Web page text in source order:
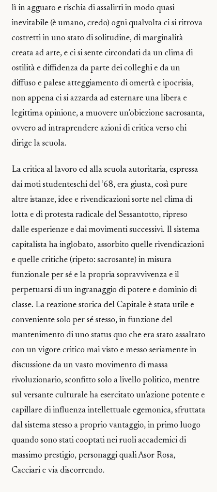
lì in agguato e rischia di assalirti in modo quasi
inevitabile (è umano, credo) ogni qualvolta ci si ritrova
costretti in uno stato di solitudine, di marginalità
creata ad arte, e ci si sente circondati da un clima di
ostilità e diffidenza da parte dei colleghi e da un
diffuso e palese atteggiamento di omertà e ipocrisia,
non appena ci si azzarda ad esternare una libera e
legittima opinione, a muovere un’obiezione sacrosanta,
ovvero ad intraprendere azioni di critica verso chi
dirige la scuola.
La critica al lavoro ed alla scuola autoritaria, espressa
dai moti studenteschi del ’68, era giusta, così pure
altre istanze, idee e rivendicazioni sorte nel clima di
lotta e di protesta radicale del Sessantotto, ripreso
dalle esperienze e dai movimenti successivi. Il sistema
capitalista ha inglobato, assorbito quelle rivendicazioni
e quelle critiche (ripeto: sacrosante) in misura
funzionale per sé e la propria sopravvivenza e il
perpetuarsi di un ingranaggio di potere e dominio di
classe. La reazione storica del Capitale è stata utile e
conveniente solo per sé stesso, in funzione del
mantenimento di uno status quo che era stato assaltato
con un vigore critico mai visto e messo seriamente in
discussione da un vasto movimento di massa
rivoluzionario, sconfitto solo a livello politico, mentre
sul versante culturale ha esercitato un’azione potente e
capillare di influenza intellettuale egemonica, sfruttata
dal sistema stesso a proprio vantaggio, in primo luogo
quando sono stati cooptati nei ruoli accademici di
massimo prestigio, personaggi quali Asor Rosa,
Cacciari e via discorrendo.